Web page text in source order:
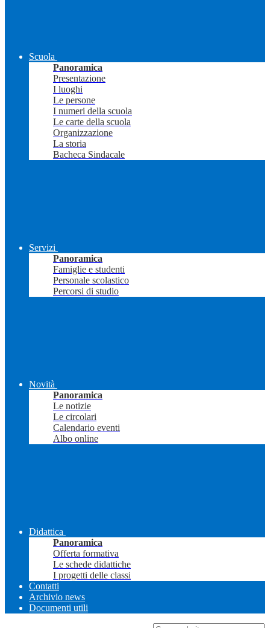
Scuola
Panoramica
Presentazione
I luoghi
Le persone
I numeri della scuola
Le carte della scuola
Organizzazione
La storia
Bacheca Sindacale
Servizi
Panoramica
Famiglie e studenti
Personale scolastico
Percorsi di studio
Novità
Panoramica
Le notizie
Le circolari
Calendario eventi
Albo online
Didattica
Panoramica
Offerta formativa
Le schede didattiche
I progetti delle classi
Contatti
Archivio news
Documenti utili